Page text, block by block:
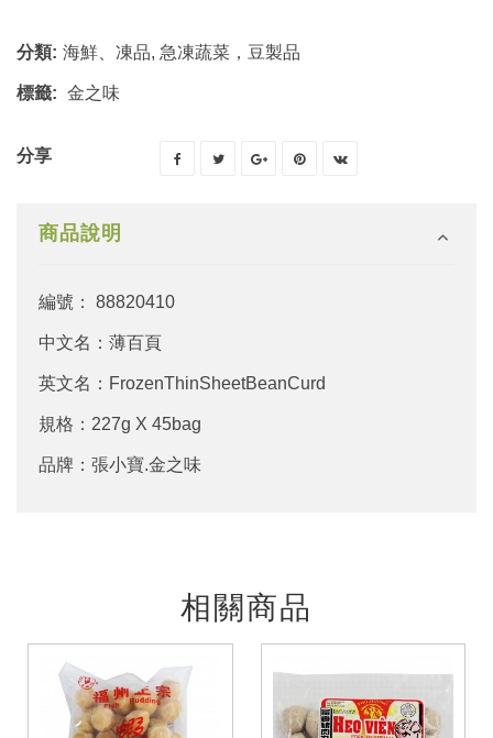
分類: 海鮮、凍品, 急凍蔬菜，豆製品
標籤: 金之味
分享
商品說明
編號： 88820410
中文名：薄百頁
英文名：FrozenThinSheetBeanCurd
規格：227g X 45bag
品牌：張小寶.金之味
相關商品